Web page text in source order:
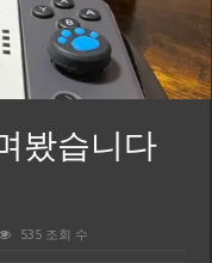
봤습니다
535 조회 수